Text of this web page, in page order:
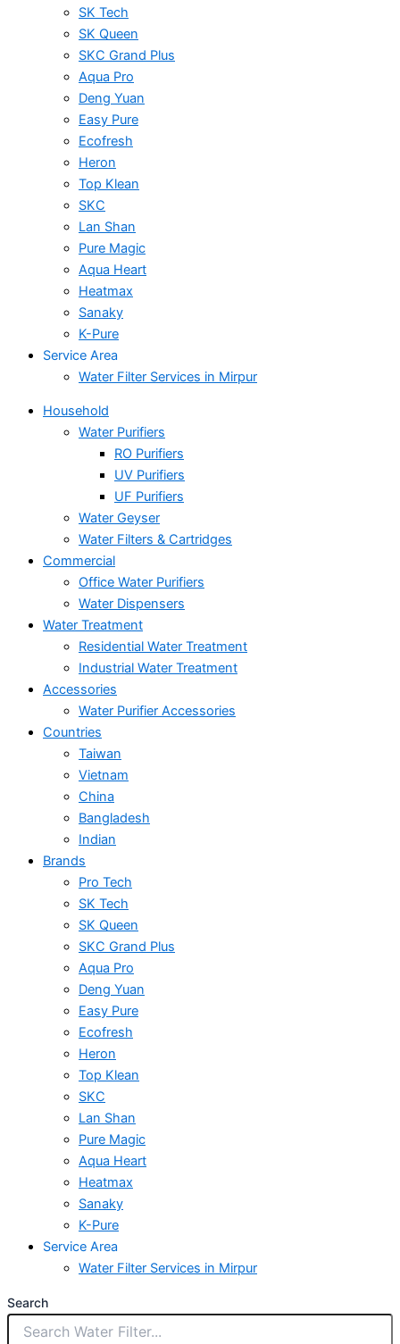
SK Tech
SK Queen
SKC Grand Plus
Aqua Pro
Deng Yuan
Easy Pure
Ecofresh
Heron
Top Klean
SKC
Lan Shan
Pure Magic
Aqua Heart
Heatmax
Sanaky
K-Pure
Service Area
Water Filter Services in Mirpur
Household
Water Purifiers
RO Purifiers
UV Purifiers
UF Purifiers
Water Geyser
Water Filters & Cartridges
Commercial
Office Water Purifiers
Water Dispensers
Water Treatment
Residential Water Treatment
Industrial Water Treatment
Accessories
Water Purifier Accessories
Countries
Taiwan
Vietnam
China
Bangladesh
Indian
Brands
Pro Tech
SK Tech
SK Queen
SKC Grand Plus
Aqua Pro
Deng Yuan
Easy Pure
Ecofresh
Heron
Top Klean
SKC
Lan Shan
Pure Magic
Aqua Heart
Heatmax
Sanaky
K-Pure
Service Area
Water Filter Services in Mirpur
Search